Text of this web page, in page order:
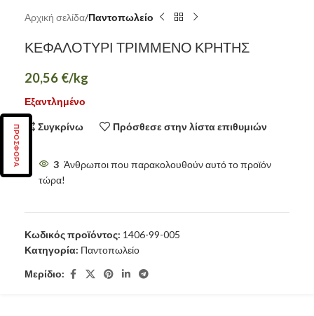
Αρχική σελίδα Παντοπωλείο
ΚΕΦΑΛΟΤΥΡΙ ΤΡΙΜΜΕΝΟ ΚΡΗΤΗΣ
20,56 €/kg
Εξαντλημένο
Συγκρίνω Πρόσθεσε στην λίστα επιθυμιών
3 Άνθρωποι που παρακολουθούν αυτό το προϊόν
τώρα!
Κωδικός προϊόντος: 1406-99-005
Κατηγορία: Παντοπωλείο
Μερίδιο:
ΠΡΟΣΦΟΡΑ